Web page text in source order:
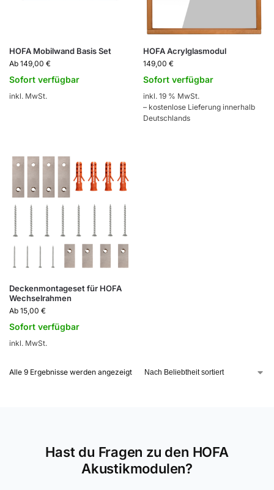
HOFA Mobilwand Basis Set
Ab 149,00 €
Sofort verfügbar
inkl. MwSt.
HOFA Acrylglasmodul
149,00 €
Sofort verfügbar
inkl. 19 % MwSt.
– kostenlose Lieferung innerhalb
Deutschlands
Deckenmontageset für HOFA
Wechselrahmen
Ab 15,00 €
Sofort verfügbar
inkl. MwSt.
Alle 9 Ergebnisse werden angezeigt
Hast du Fragen zu den HOFA
Akustikmodulen?